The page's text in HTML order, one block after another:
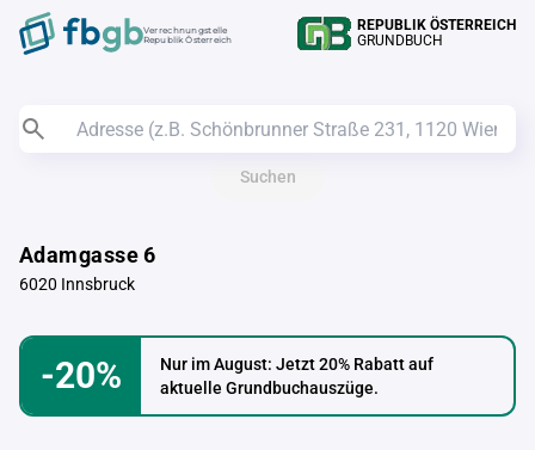
Verrechnungstelle
Republik Österreich
REPUBLIK ÖSTERREICH
GRUNDBUCH
Suchen
Adamgasse 6
6020 Innsbruck
-20%
Nur im August: Jetzt 20% Rabatt auf
aktuelle Grundbuchauszüge.